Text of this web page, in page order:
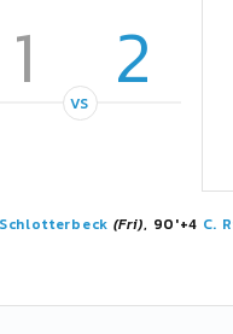
1 2
VS
(Fri), 90'+4 C.